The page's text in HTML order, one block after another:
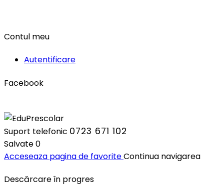
Contul meu
Autentificare
Facebook
Suport telefonic 0723 671 102
Salvate0
Acceseaza pagina de favoriteContinua navigarea
Descărcare în progres